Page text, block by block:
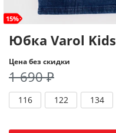
15%
Юбка Varol Kids
Цена без скидки
1 690 ₽
116 122 134